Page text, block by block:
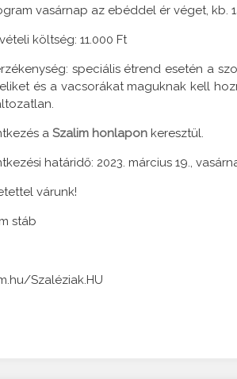
vasárnap az ebéddel ér véget, kb.
költség: 11.000 Ft
speciális étrend esetén a
és a vacsorákat maguknak kell
a Szalim honlaponkeresztül.
határidő: 2023. március 19.,
várunk!
stáb
Szaléziak.HU